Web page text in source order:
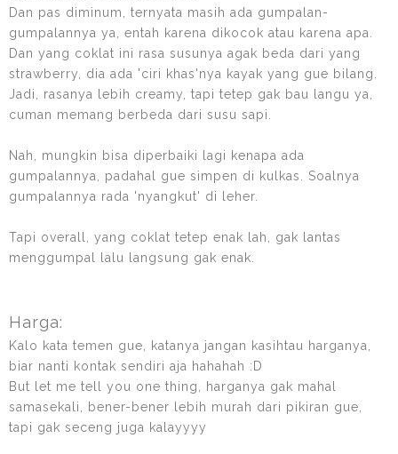
Dan pas diminum, ternyata masih ada gumpalan-
gumpalannya ya, entah karena dikocok atau karena apa.
Dan yang coklat ini rasa susunya agak beda dari yang
strawberry, dia ada 'ciri khas'nya kayak yang gue bilang.
Jadi, rasanya lebih creamy, tapi tetep gak bau langu ya,
cuman memang berbeda dari susu sapi.
Nah, mungkin bisa diperbaiki lagi kenapa ada
gumpalannya, padahal gue simpen di kulkas. Soalnya
gumpalannya rada 'nyangkut' di leher.
Tapi overall, yang coklat tetep enak lah, gak lantas
menggumpal lalu langsung gak enak.
Harga:
Kalo kata temen gue, katanya jangan kasihtau harganya,
biar nanti kontak sendiri aja hahahah :D
But let me tell you one thing, harganya gak mahal
samasekali, bener-bener lebih murah dari pikiran gue,
tapi gak seceng juga kalayyyy